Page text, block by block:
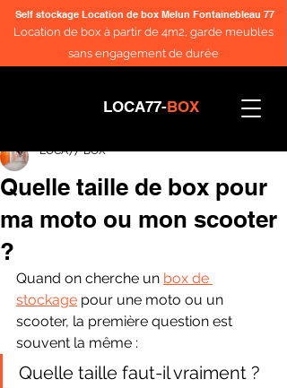
Self stockage Location de box Melun Fontainebleau 77
Location de box à partir de 4m2, garde meubles
sans engagement de durée
LOCA77-BOX
Quelle taille de box pour
ma moto ou mon scooter
?
LOCA77-BOX
Quand on cherche un box de
stockage pour une moto ou un
scooter, la première question est
souvent la même :
Quelle taille faut-il vraiment ?